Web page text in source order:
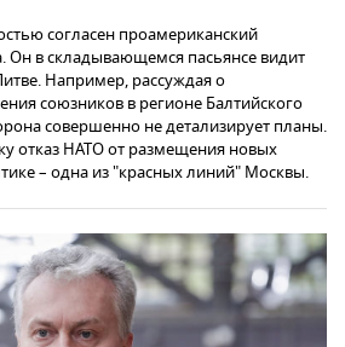
согласен проамериканский
Он в складывающемся пасьянсе видит
Например, рассуждая о
союзников в регионе Балтийского
совершенно не детализирует планы.
отказ НАТО от размещения новых
– одна из "красных линий" Москвы.